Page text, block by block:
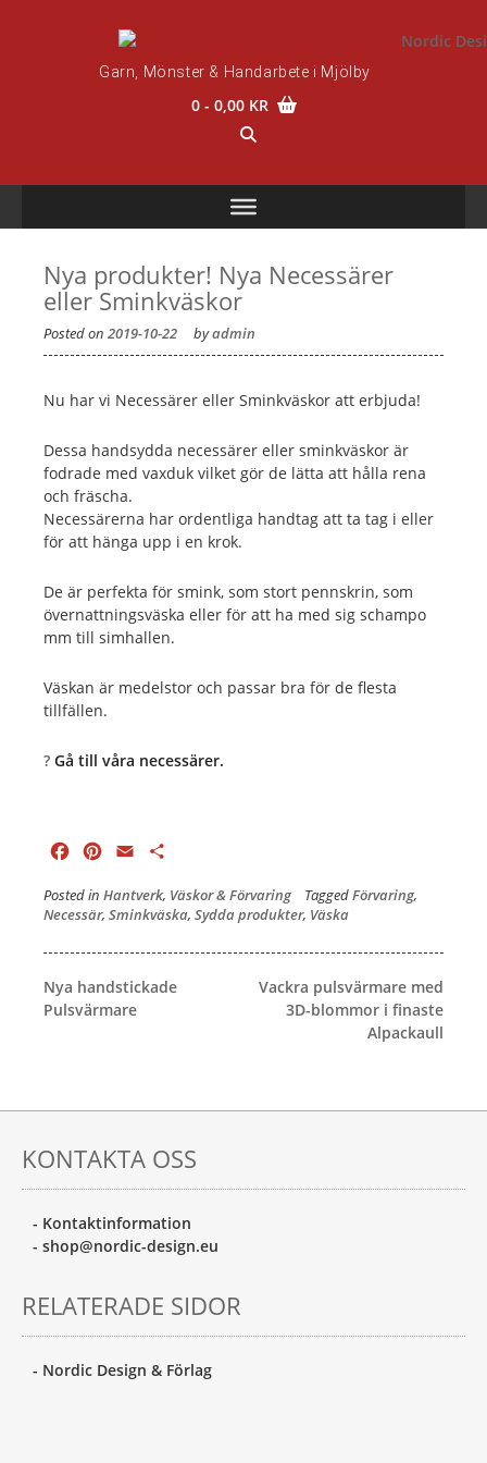
Garn, Mönster & Handarbete i Mjölby
0- 0,00 KR
Nya produkter! Nya Necessärer
eller Sminkväskor
Posted on 2019-10-22 byadmin
Nu har vi Necessärer eller Sminkväskor att erbjuda!
Dessa handsydda necessärer eller sminkväskor är
fodrade med vaxduk vilket gör de lätta att hålla rena
och fräscha.
Necessärerna har ordentliga handtag att ta tag i eller
för att hänga upp i en krok.
De är perfekta för smink, som stort pennskrin, som
övernattningsväska eller för att ha med sig schampo
mm till simhallen.
Väskan är medelstor och passar bra för de flesta
tillfällen.
? Gå till våra necessärer.
Facebook
Pinterest
Email
Posted in Hantverk, Väskor & Förvaring TaggedFörvaring,
Necessär, Sminkväska, Sydda produkter, Väska
Inläggsnavigering
Nya handstickade
Pulsvärmare
Vackra pulsvärmare med
3D-blommor i finaste
Alpackaull
KONTAKTA OSS
- Kontaktinformation
- shop@nordic-design.eu
RELATERADE SIDOR
- Nordic Design & Förlag